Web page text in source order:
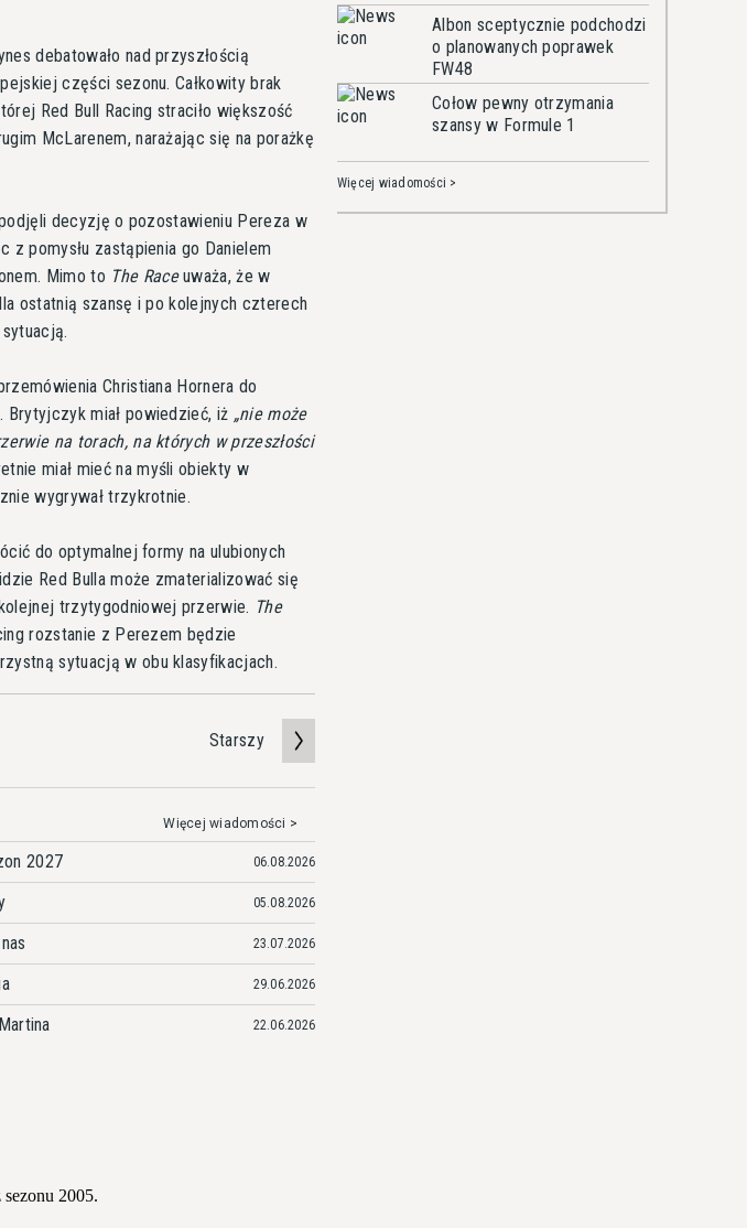
debatowało nad przyszłością
części sezonu. Całkowity brak
Red Bull Racing straciło większość
McLarenem, narażając się na porażkę
decyzję o pozostawieniu Pereza w
pomysłu zastąpienia go Danielem
Mimo to The Raceuważa, że w
ostatnią szansę i po kolejnych czterech
Christiana Hornera do
Brytyjczyk miał powiedzieć, iż nie może
na torach, na których w przeszłości
miał mieć na myśli obiekty w
wygrywał trzykrotnie.
do optymalnej formy na ulubionych
Red Bulla może zmaterializować się
trzytygodniowej przerwie. The
rozstanie z Perezem będzie
sytuacją w obu klasyfikacjach.
Starszy
Więcej wiadomości >
2027 06.08.2026
05.08.2026
23.07.2026
29.06.2026
22.06.2026
Albon sceptycznie podchodzi
o planowanych poprawek
FW48
Cołow pewny otrzymania
szansy w Formule 1
Więcej wiadomości >